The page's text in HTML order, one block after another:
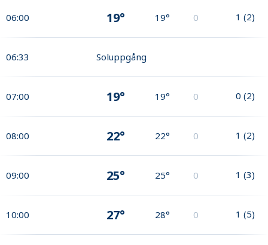
06:00 19° 19° 0 1 (2)
06:33 Soluppgång
07:00 19° 19° 0 0 (2)
08:00 22° 22° 0 1 (2)
09:00 25° 25° 0 1 (3)
10:00 27° 28° 0 1 (5)